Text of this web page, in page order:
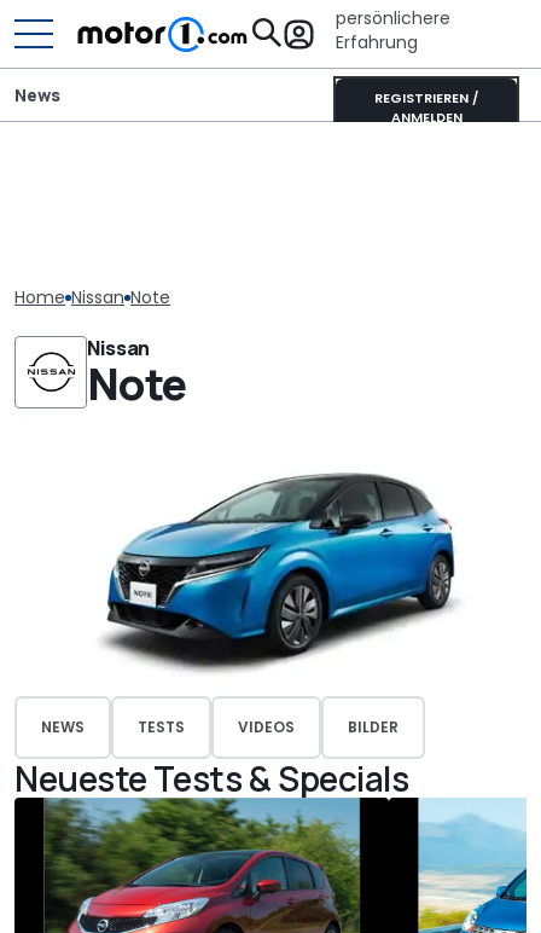
persönlichere
Erfahrung
REGISTRIEREN /
ANMELDEN
News
Home Nissan Note
Nissan
Note
NEWS TESTS VIDEOS BILDER
Neueste Tests & Specials